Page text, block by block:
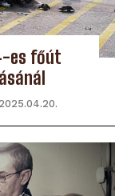
es főút
2025.04.20.